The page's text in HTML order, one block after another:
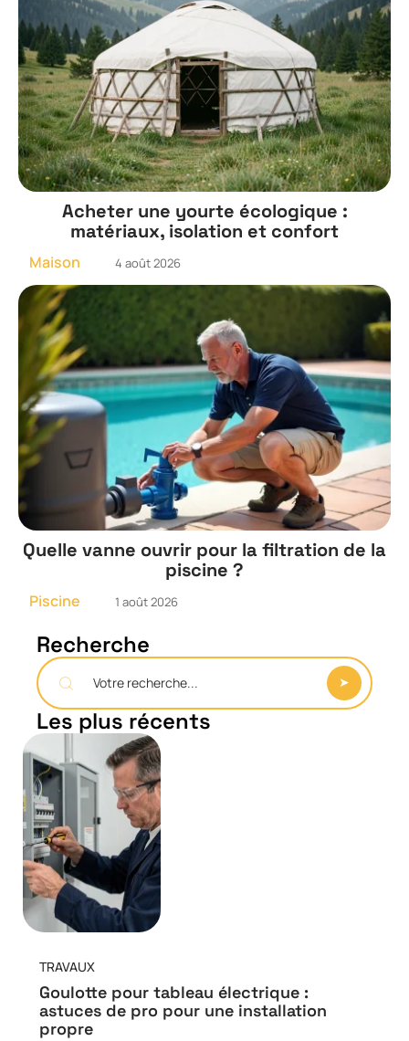
Acheter une yourte écologique :
matériaux, isolation et confort
Maison 4 août 2026
Quelle vanne ouvrir pour la filtration de la
piscine ?
Piscine 1 août 2026
Recherche
Les plus récents
TRAVAUX
Goulotte pour tableau électrique :
astuces de pro pour une installation
propre